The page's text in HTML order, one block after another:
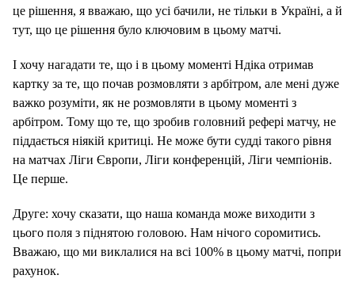
це рішення, я вважаю, що усі бачили, не тільки в Україні, а й
тут, що це рішення було ключовим в цьому матчі.
І хочу нагадати те, що і в цьому моменті Ндіка отримав
картку за те, що почав розмовляти з арбітром, але мені дуже
важко розуміти, як не розмовляти в цьому моменті з
арбітром. Тому що те, що зробив головний рефері матчу, не
піддається ніякій критиці. Не може бути судді такого рівня
на матчах Ліги Європи, Ліги конференцій, Ліги чемпіонів.
Це перше.
Друге: хочу сказати, що наша команда може виходити з
цього поля з піднятою головою. Нам нічого соромитись.
Вважаю, що ми виклалися на всі 100% в цьому матчі, попри
рахунок.